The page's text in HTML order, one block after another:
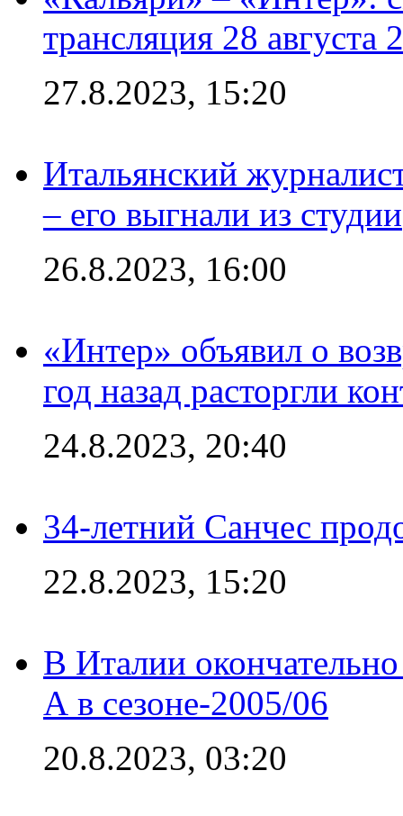
трансляция 28 августа
27.8.2023, 15:20
Итальянский
– его выгнали из студии
26.8.2023, 16:00
«Интер» объявил о
год назад расторгли
24.8.2023, 20:40
34-летний Санчес
22.8.2023, 15:20
В Италии
А в сезоне-2005/06
20.8.2023, 03:20